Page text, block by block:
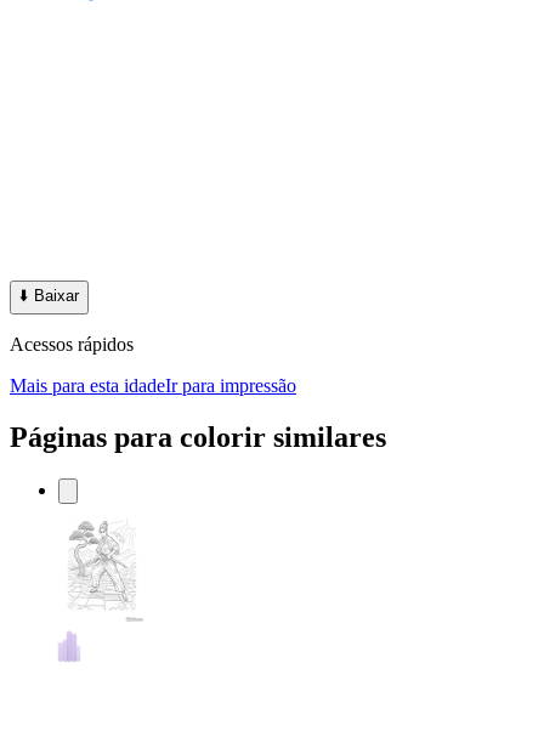
⬇️ Baixar
Acessos rápidos
Mais para esta idadeIr para impressão
Páginas para colorir similares